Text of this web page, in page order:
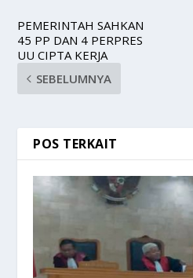
PEMERINTAH SAHKAN
45 PP DAN 4 PERPRES
UU CIPTA KERJA
SEBELUMNYA
POS TERKAIT